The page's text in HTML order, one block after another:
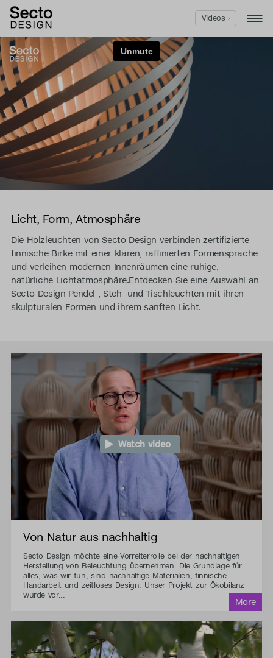
Licht, Form, Atmosphäre
Die Holzleuchten von Secto Design verbinden zertifizierte
finnische Birke mit einer klaren, raffinierten Formensprache
und verleihen modernen Innenräumen eine ruhige,
natürliche Lichtatmosphäre.Entdecken Sie eine Auswahl an
Secto Design Pendel-, Steh- und Tischleuchten mit ihren
skulpturalen Formen und ihrem sanften Licht.
Watch video
Von Natur aus nachhaltig
Secto Design möchte eine Vorreiterrolle bei der nachhaltigen
Herstellung von Beleuchtung übernehmen. Die Grundlage für
alles, was wir tun, sind nachhaltige Materialien, finnische
Handarbeit und zeitloses Design. Unser Projekt zur Ökobilanz
wurde vor...
Videos ›